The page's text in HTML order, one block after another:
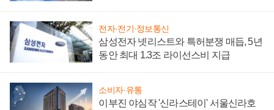
전자·전기·정보통신
삼성전자 넷리스트와 특허분쟁 매듭, 5년
동안 최대 1.3조 라이선스비 지급
소비자·유통
이부진 야심작 '신라스테이' 서울신라호